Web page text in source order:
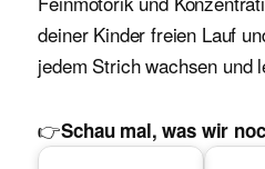
deiner Kinder freien Lauf
jedem Strich wachsen und
👉Schau mal, was wir